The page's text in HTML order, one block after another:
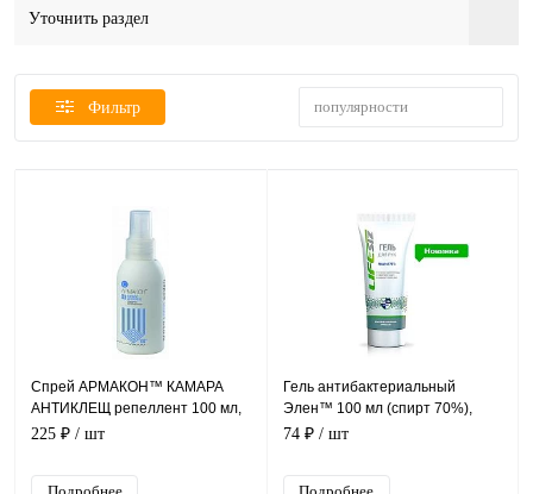
Уточнить раздел
Фильтр популярности
Спрей АРМАКОН™ КАМАРА
АНТИКЛЕЩ репеллент 100 мл,
1202
225 ₽ / шт
Гель антибактериальный
Элен™ 100 мл (спирт 70%),
арт.1036
74 ₽ / шт